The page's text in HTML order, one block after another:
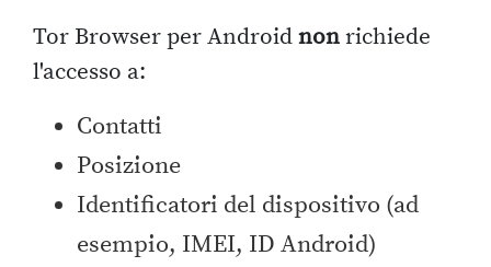
Tor Browser per Androidnonrichiede
l'accesso a:
Contatti
Posizione
Identificatori del dispositivo (ad
esempio, IMEI, ID Android)